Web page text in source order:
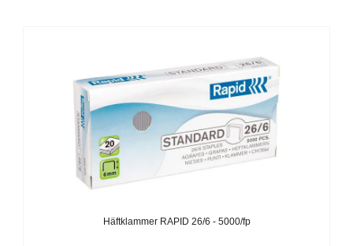
Häftklammer RAPID 26/6 - 5000/fp